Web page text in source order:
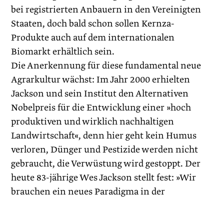
bei registrierten Anbauern in den Vereinigten
Staaten, doch bald schon sollen Kernza-
Produkte auch auf dem internationalen
Biomarkt erhältlich sein.
Die Anerkennung für diese fundamental neue
Agrarkultur wächst: Im Jahr 2000 erhielten
Jackson und sein Institut den ­Alternativen
Nobelpreis für die Entwicklung einer »hoch
produktiven und wirklich nachhaltigen
Landwirtschaft«, denn hier geht kein Humus
verloren, Dünger und Pestizide werden nicht
gebraucht, die Verwüstung wird gestoppt. Der
heute 83-jährige Wes Jackson stellt fest: »Wir
brauchen ein neues Paradigma in der